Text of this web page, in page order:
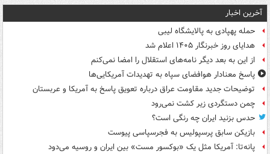
آخرین اخبار
حمله پهپادی به پالایشگاه لیبی
هدایای روز خبرنگار ۱۴۰۵ اعلام شد
از این به بعد دیگر نامه‌های استقلال را امضا نمی‌کنم
پاسخ معنادار هوافضای سپاه به تهدیدات آمریکایی‌ها
توضیحات جدید مقاومت عراق درباره تعویق پاسخ به آمریکا و عربستان
چمن دستگردی زیر کشت نمی‌رود
حدس بزنید ایران چه رنگی است؟
بازیکن سابق پرسپولیس به فجرسپاسی پیوست
پانه‌تا: آمریکا مثل یک «بوکسور مست» بین ایران و روسیه می‌دود